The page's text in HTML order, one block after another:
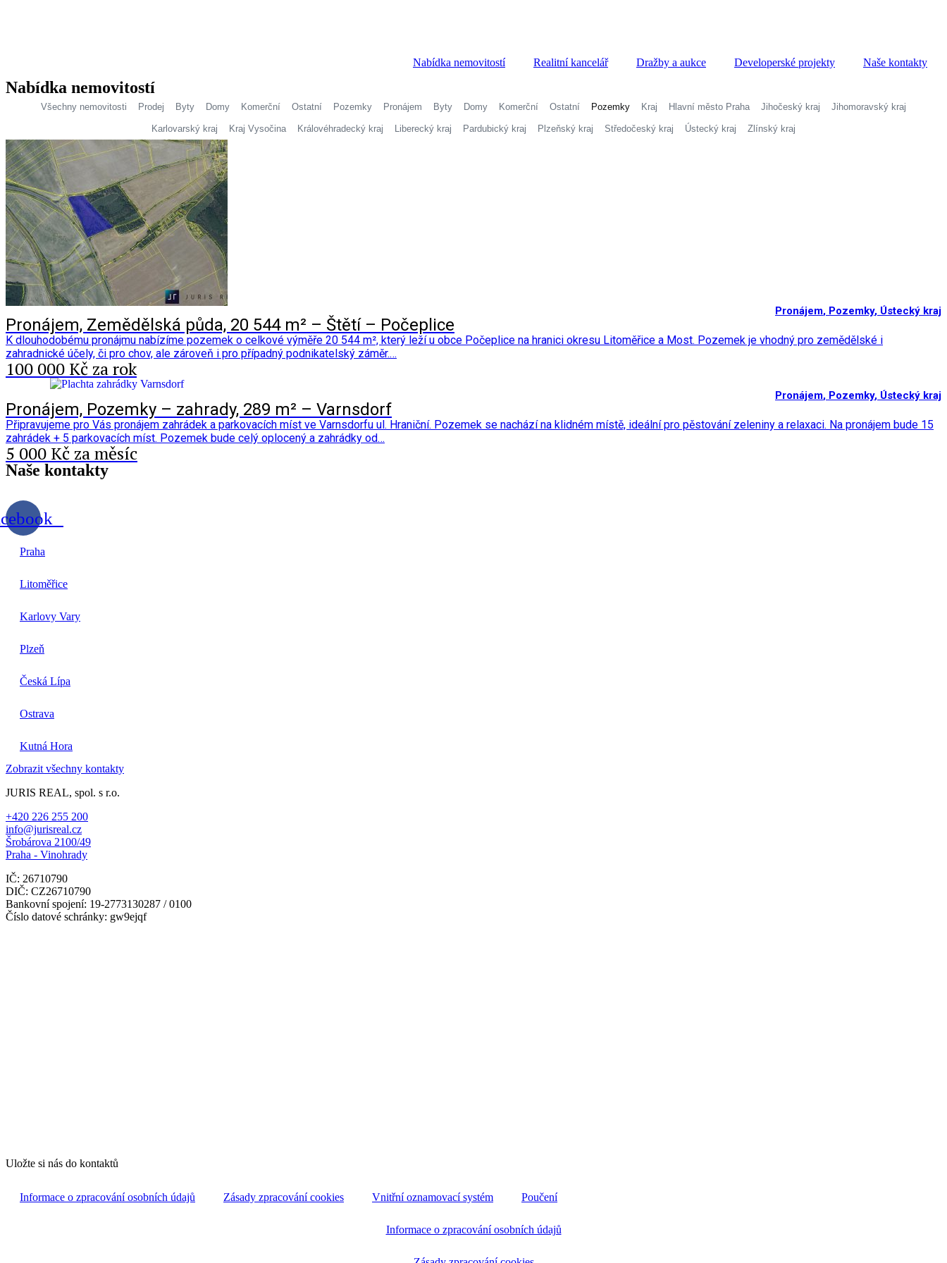
Nabídka nemovitostí Realitní kancelář Dražby a aukce Developerské projekty Naše kontakty
Nabídka nemovitostí
Prodej Byty Domy Komerční Ostatní Pozemky Pronájem Byty Domy Komerční Ostatní Pozemky Kraj Hlavní město Praha Jihočeský kraj Jihomoravský kraj
Karlovarský kraj Kraj Vysočina Královéhradecký kraj Liberecký kraj Pardubický kraj Plzeňský kraj Středočeský kraj Ústecký kraj Zlínský kraj
Všechny nemovitosti
Pronájem, Pozemky, Ústecký kraj
Pronájem, Zemědělská půda, 20 544 m² – Štětí – Počeplice
K dlouhodobému pronájmu nabízíme pozemek o celkové výměře 20 544 m², který leží u obce Počeplice na hranici okresu Litoměřice a Most. Pozemek je vhodný pro zemědělské i
zahradnické účely, či pro chov, ale zároveň i pro případný podnikatelský záměr.…
100 000 Kč za rok
Pronájem, Pozemky, Ústecký kraj
Pronájem, Pozemky – zahrady, 289 m² – Varnsdorf
Připravujeme pro Vás pronájem zahrádek a parkovacích míst ve Varnsdorfu ul. Hraniční. Pozemek se nachází na klidném místě, ideální pro pěstování zeleniny a relaxaci. Na pronájem bude 15
zahrádek + 5 parkovacích míst. Pozemek bude celý oplocený a zahrádky od…
5 000 Kč za měsíc
Naše kontakty
Praha
Litoměřice
Karlovy Vary
Plzeň
Česká Lípa
Ostrava
Kutná Hora
Zobrazit všechny kontakty
JURIS REAL, spol. s r.o.
+420 226 255 200
info@jurisreal.cz
Šrobárova 2100/49
Praha - Vinohrady
IČ: 26710790
DIČ: CZ26710790
Bankovní spojení: 19-2773130287 / 0100
Číslo datové schránky: gw9ejqf
Uložte si nás do kontaktů
Informace o zpracování osobních údajů Zásady zpracování cookies Vnitřní oznamovací systém Poučení
Informace o zpracování osobních údajů